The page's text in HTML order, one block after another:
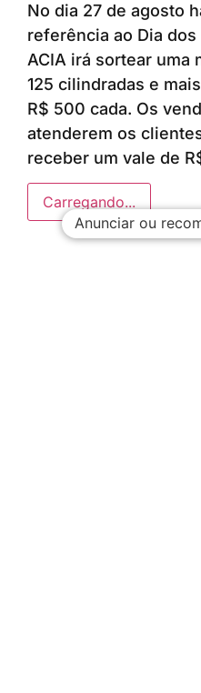
No dia 27 de agosto
referência ao Dia dos
ACIA irá sortear uma
125 cilindradas e
R$ 500 cada. Os
atenderem os
receber um vale de
Carregando...
Anunciar ou